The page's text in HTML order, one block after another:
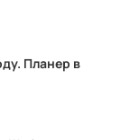
Планер в